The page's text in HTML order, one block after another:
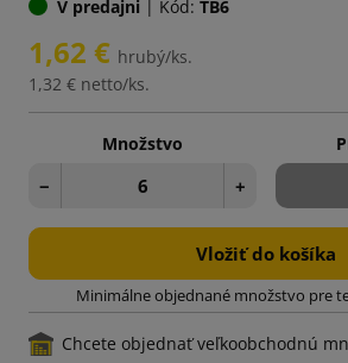
V predajni Kód: TB6
1,62 € hrubý/ks.
1,32 € netto/ks.
Množstvo
− +
Vložiť do košíka
Minimálne objednané množstvo pre
Chcete objednať veľkoobchodnú